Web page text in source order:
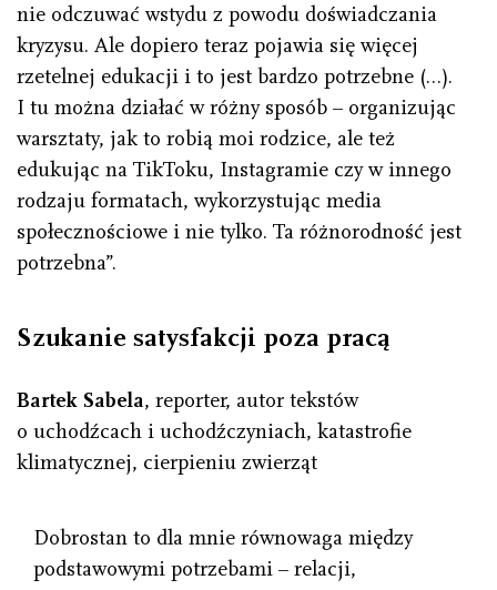
nie odczuwać wstydu z powodu doświadczania
kryzysu. Ale dopiero teraz pojawia się więcej
rzetelnej edukacji i to jest bardzo potrzebne (…).
I tu można działać w różny sposób – organizując
warsztaty, jak to robią moi rodzice, ale też
edukując na TikToku, Instagramie czy w innego
rodzaju formatach, wykorzystując media
społecznościowe i nie tylko. Ta różnorodność jest
potrzebna”.
Szukanie satysfakcji poza pracą
Bartek Sabela, reporter, autor tekstów
o uchodźcach i uchodźczyniach, katastrofie
klimatycznej, cierpieniu zwierząt
Dobrostan to dla mnie równowaga między
podstawowymi potrzebami – relacji,